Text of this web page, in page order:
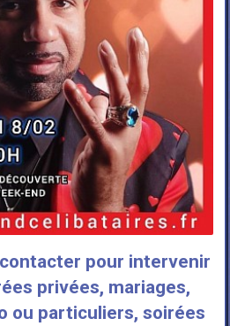
pour intervenir
privées, mariages,
ou particuliers, soirées